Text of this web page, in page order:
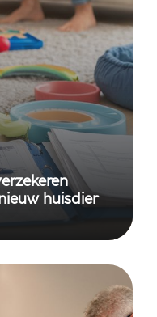
huisdier